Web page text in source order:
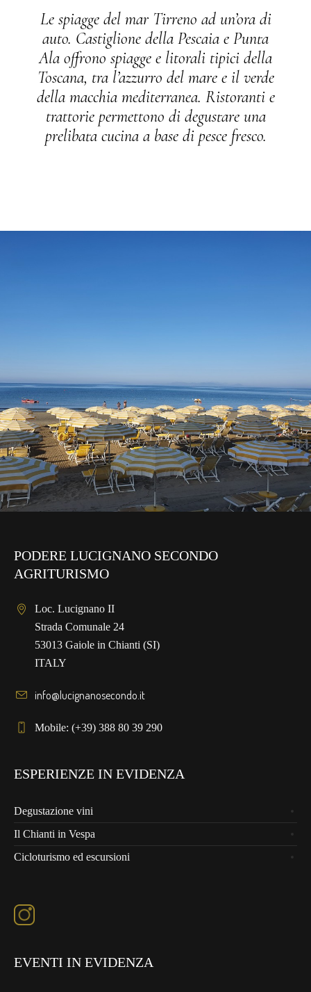
Le spiagge del mar Tirreno ad un’ora di
auto. Castiglione della Pescaia e Punta
Ala offrono spiagge e litorali tipici della
Toscana, tra l’azzurro del mare e il verde
della macchia mediterranea. Ristoranti e
trattorie permettono di degustare una
prelibata cucina a base di pesce fresco.
PODERE LUCIGNANO SECONDO
AGRITURISMO
Loc. Lucignano II
Strada Comunale 24
53013 Gaiole in Chianti (SI)
ITALY
info@lucignanosecondo.it
Mobile: (+39) 388 80 39 290
ESPERIENZE IN EVIDENZA
Degustazione vini
Il Chianti in Vespa
Cicloturismo ed escursioni
EVENTI IN EVIDENZA